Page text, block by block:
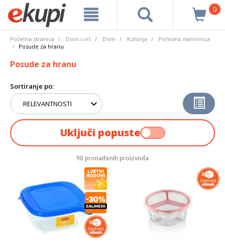
0
Početna stranica Dom i vrt Dom Kuhinja
Pohrana namirnica
Posude za hranu
Posude za hranu
Sortiranje po:
Uključi popuste
90 pronađenih proizvoda